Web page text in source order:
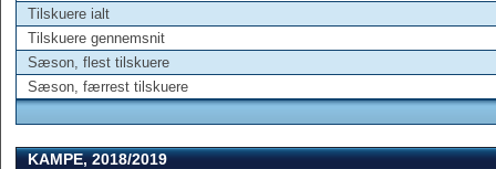
Tilskuere ialt
Tilskuere gennemsnit
Sæson, flest tilskuere
Sæson, færrest tilskuere
KAMPE, 2018/2019